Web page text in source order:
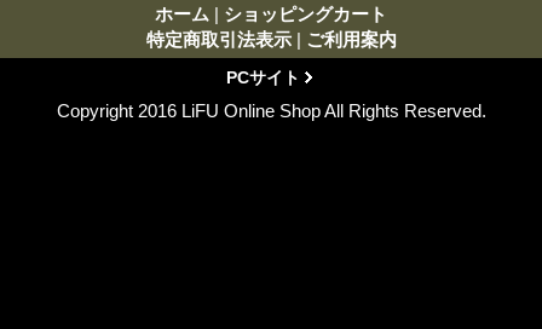
ホーム | ショッピングカート
特定商取引法表示 | ご利用案内
PCサイト
Copyright 2016 LiFU Online Shop All Rights Reserved.